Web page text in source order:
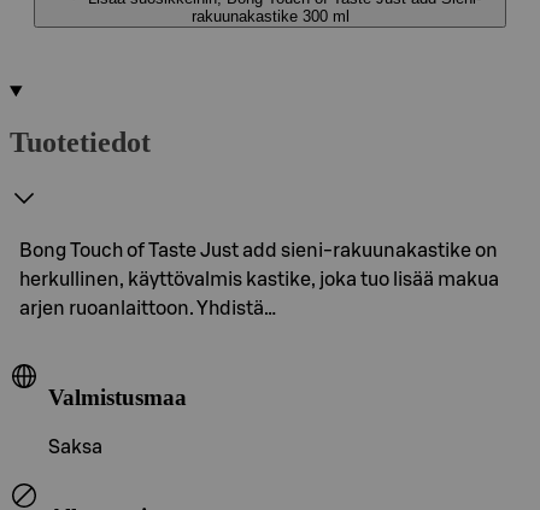
rakuunakastike 300 ml
Tuotetiedot
Bong Touch of Taste Just add sieni-rakuunakastike on
herkullinen, käyttövalmis kastike, joka tuo lisää makua
arjen ruoanlaittoon. Yhdistä…
Valmistusmaa
Saksa